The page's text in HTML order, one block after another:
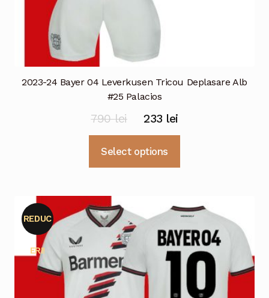
2023-24 Bayer 04 Leverkusen Tricou Deplasare Alb
#25 Palacios
790lei
Prețul
inițial
a
233 leiPrețul
curent
Select options
multe
Opțiunile
pot
alese
REDUC
ERI!